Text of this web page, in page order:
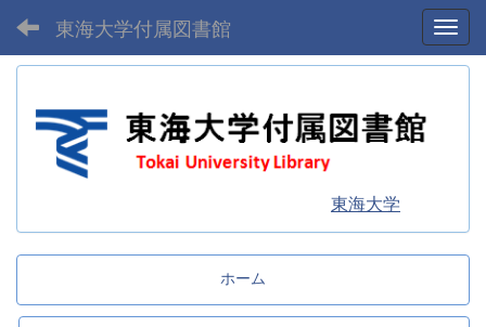
東海大学付属図書館
東海大学
ホーム